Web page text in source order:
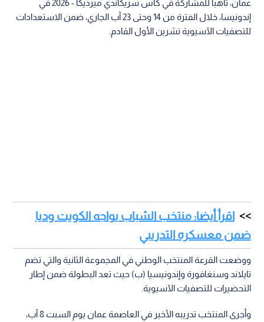
عمان، تأهبا للمشاركة في كأس سريكاندي ميرديكا - 2026 في
إندونيسا، خلال الفترة من 14 وحتى 23 آب الجاري، ضمن الاستعدادات
للتصفيات الآسيوية تشرين الأول القادم.
اقرأ أيضا: منتخب الشباب يواجه الكويت وديا
ضمن معسكره التدريبي
ووضعت القرعة المنتخب الوطني في المجموعة الثانية والتي تضم
تايلاند وسنغافورة وإندونيسيا (ب) حيث تعد البطولة ضمن إطار
التحضيرات للتصفيات الآسيوية.
‏‎‏‎وأجرى المنتخب تدريبه الأخير في العاصمة عمان يوم السبت 8 آب،